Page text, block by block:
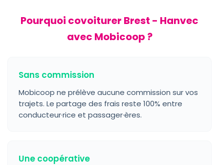
Pourquoi covoiturer Brest - Hanvec
avec Mobicoop ?
Sans commission
Mobicoop ne prélève aucune commission sur vos
trajets. Le partage des frais reste 100% entre
conducteur·rice et passager·ères.
Une coopérative